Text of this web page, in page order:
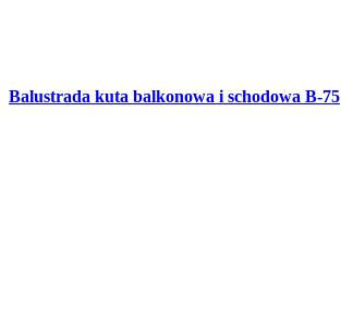
Brama skrzydłowa OG-78